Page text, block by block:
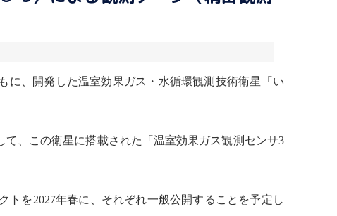
に、開発した温室効果ガス ・ 水循環観測技術衛星「い
、この衛星に搭載された「 温室効果ガス観測センサ3
を2027年春に、それぞれ一般公開することを予定し